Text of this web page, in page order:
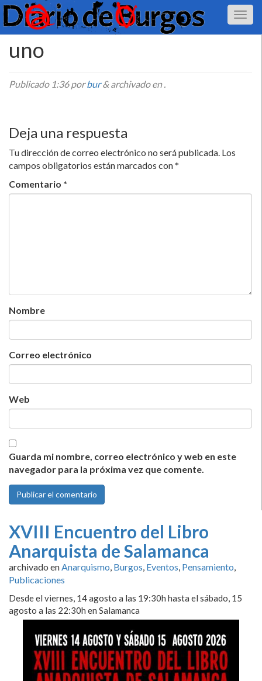
uno
Publicado 1:36porbur &archivado en .
Deja una respuesta
Tu dirección de correo electrónico no será publicada. Los
campos obligatorios están marcados con*
Comentario *
Nombre
Correo electrónico
Web
Guarda mi nombre, correo electrónico y web en este
navegador para la próxima vez que comente.
XVIII Encuentro del Libro
Anarquista de Salamanca
archivado enAnarquismo, Burgos, Eventos, Pensamiento,
Publicaciones
Desde el viernes, 14 agosto a las 19:30h hasta el sábado, 15
agosto a las 22:30h en Salamanca